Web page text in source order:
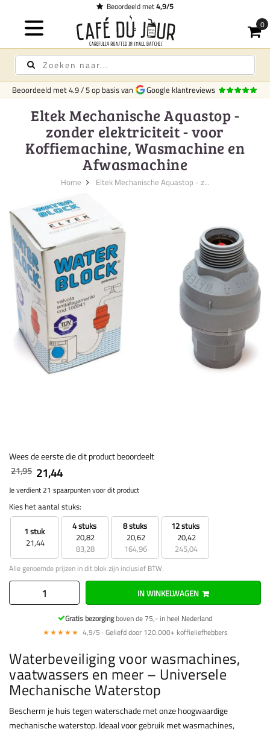
Beoordeeld met4,9/5
Beoordeeld met4.9/5op basis van Google klantreviews
Eltek Mechanische Aquastop -
zonder elektriciteit - voor
Koffiemachine, Wasmachine en
Afwasmachine
Home Eltek Mechanische Aquastop - z...
Wees de eerste die dit product beoordeelt
21,95 21,44
Je verdient 21 spaarpunten voor dit product
Kies het aantal stuks:
1 stuk
21,44
4 stuks
20,82
83,28
8 stuks
20,62
164,96
12 stuks
20,42
245,04
Alle genoemde prijzen in dit blok zijn inclusief BTW.
IN WINKELWAGEN
Gratis bezorgingboven de 75,- in heel Nederland
★★★★★ 4,9/5 · Geliefd door 120.000+ koffieliefhebbers
Waterbeveiliging voor wasmachines,
vaatwassers en meer – Universele
Mechanische Waterstop
Bescherm je huis tegen waterschade met onze hoogwaardige
mechanische waterstop. Ideaal voor gebruik met wasmachines,